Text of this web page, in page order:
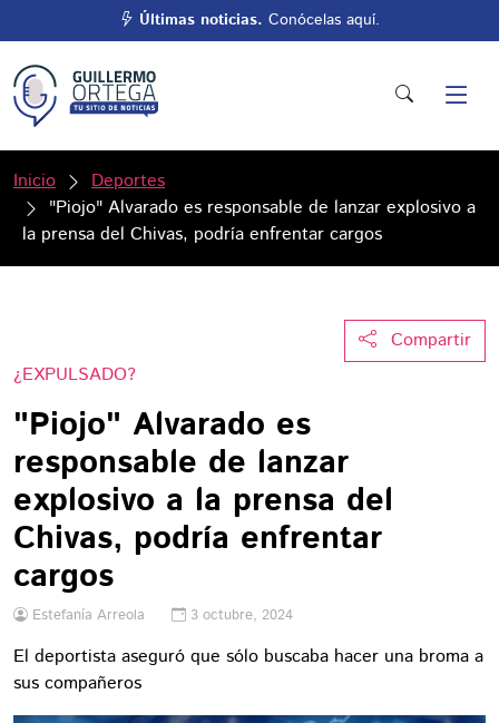
Últimas noticias. Conócelas aquí.
Inicio
Deportes
"Piojo" Alvarado es responsable de lanzar explosivo a
la prensa del Chivas, podría enfrentar cargos
Compartir
¿EXPULSADO?
"Piojo" Alvarado es
responsable de lanzar
explosivo a la prensa del
Chivas, podría enfrentar
cargos
Estefanía Arreola 3 octubre, 2024
El deportista aseguró que sólo buscaba hacer una broma a
sus compañeros